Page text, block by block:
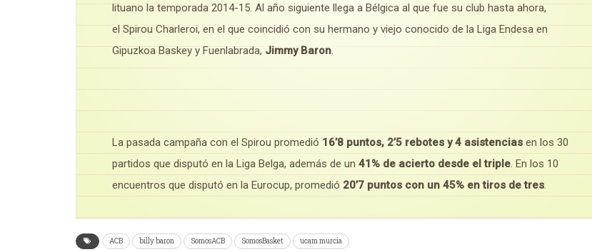
lituano la temporada 2014-15. Al año siguiente llega a Bélgica al que fue su club hasta ahora,
el Spirou Charleroi, en el que coincidió con su hermano y viejo conocido de la Liga Endesa en
Gipuzkoa Baskey y Fuenlabrada, Jimmy Baron.
La pasada campaña con el Spirou promedió 16’8 puntos, 2’5 rebotes y 4 asistencias en los 30
partidos que disputó en la Liga Belga, además de un 41% de acierto desde el triple. En los 10
encuentros que disputó en la Eurocup, promedió 20’7 puntos con un 45% en tiros de tres.
ACB billy baron SomosACB SomosBasket ucam murcia